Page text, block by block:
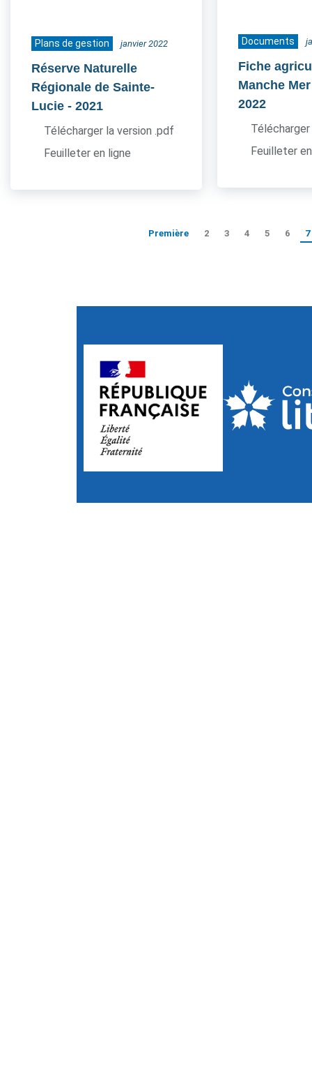
Plans de gestion janvier 2022
Réserve Naturelle
Régionale de Sainte-
Lucie - 2021
Télécharger la version .pdf
Feuilleter en ligne
Documents
Fiche
Manche
2022
Feuilleter
Première 2 3 4 5 6 7